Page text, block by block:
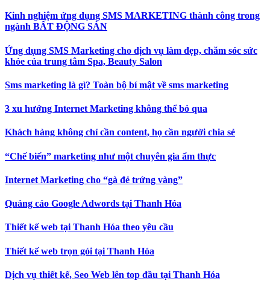
Kinh nghiệm ứng dụng SMS MARKETING thành công trong
ngành BẤT ĐỘNG SẢN
Ứng dụng SMS Marketing cho dịch vụ làm đẹp, chăm sóc sức
khỏe của trung tâm Spa, Beauty Salon
Sms marketing là gì? Toàn bộ bí mật về sms marketing
3 xu hướng Internet Marketing không thể bỏ qua
Khách hàng không chỉ cần content, họ cần người chia sẻ
“Chế biến” marketing như một chuyên gia ẩm thực
Internet Marketing cho “gà đẻ trứng vàng”
Quảng cáo Google Adwords tại Thanh Hóa
Thiết kế web tại Thanh Hóa theo yêu cầu
Thiết kế web trọn gói tại Thanh Hóa
Dịch vụ thiết kế, Seo Web lên top đầu tại Thanh Hóa